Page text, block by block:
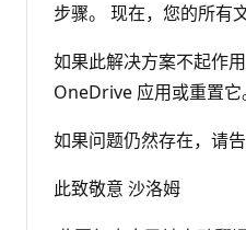
步骤。 现在，您的所有
如果此解决方案不起作
OneDrive 应用或重置它
如果问题仍然存在，请告
此致敬意 沙洛姆